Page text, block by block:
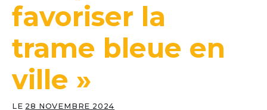
favoriser la
trame bleue en
ville »
LE 28 NOVEMBRE 2024